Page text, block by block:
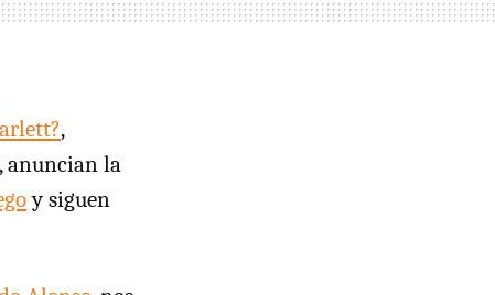
,
, anuncian la
y siguen